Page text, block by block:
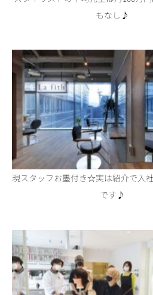
もなし♪
現スタッフお墨付き☆実は紹介で入
です♪